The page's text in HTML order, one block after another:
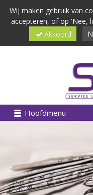
Wij maken gebruik van
accepteren, of op 'Nee,
Akkoord
Hoofdmenu